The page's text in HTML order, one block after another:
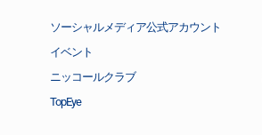
ソーシャルメディア公式アカウント
イベント
ニッコールクラブ
TopEye